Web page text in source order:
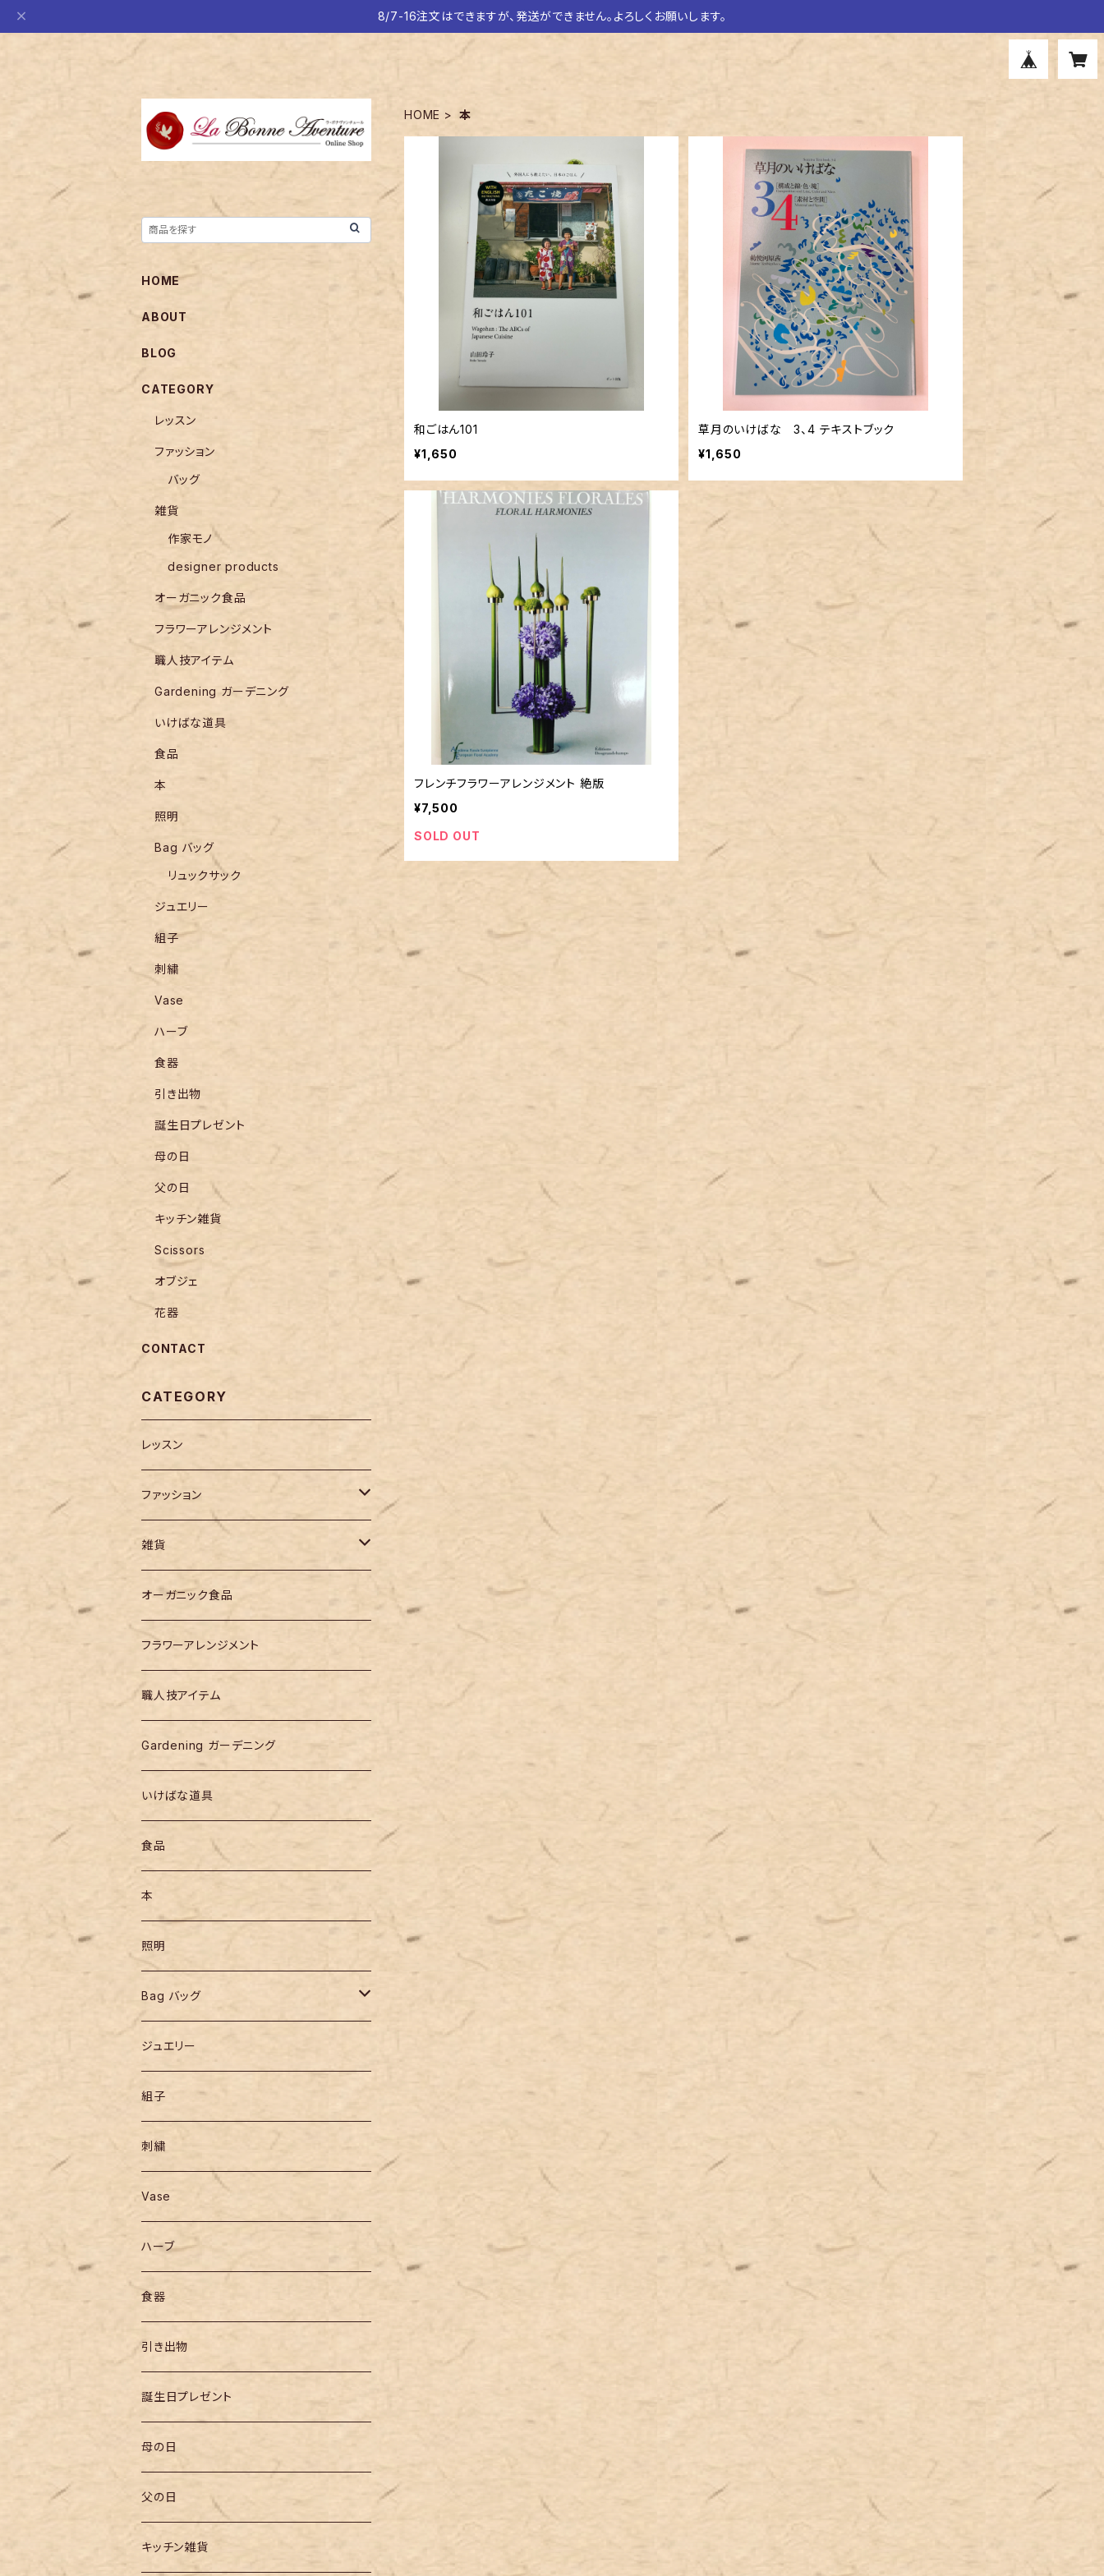
8/7-16注文はできますが、発送ができません。よろしくお願いします。
HOME 本
和ごはん101
¥1,650
草月のいけばな 3、4 テキストブック
¥1,650
フレンチフラワーアレンジメント 絶版
¥7,500
SOLD OUT
HOME
ABOUT
BLOG
CATEGORY
レッスン
ファッション
バッグ
雑貨
作家モノ
designer products
オーガニック食品
フラワーアレンジメント
職人技アイテム
Gardening ガーデニング
いけばな道具
食品
本
照明
Bag バッグ
リュックサック
ジュエリー
組子
刺繍
Vase
ハーブ
食器
引き出物
誕生日プレゼント
母の日
父の日
キッチン雑貨
Scissors
オブジェ
花器
CONTACT
CATEGORY
レッスン
ファッション
バッグ
雑貨
作家モノ
designer products
オーガニック食品
フラワーアレンジメント
職人技アイテム
Gardening ガーデニング
いけばな道具
食品
本
照明
Bag バッグ
リュックサック
ジュエリー
組子
刺繍
Vase
ハーブ
食器
引き出物
誕生日プレゼント
母の日
父の日
キッチン雑貨